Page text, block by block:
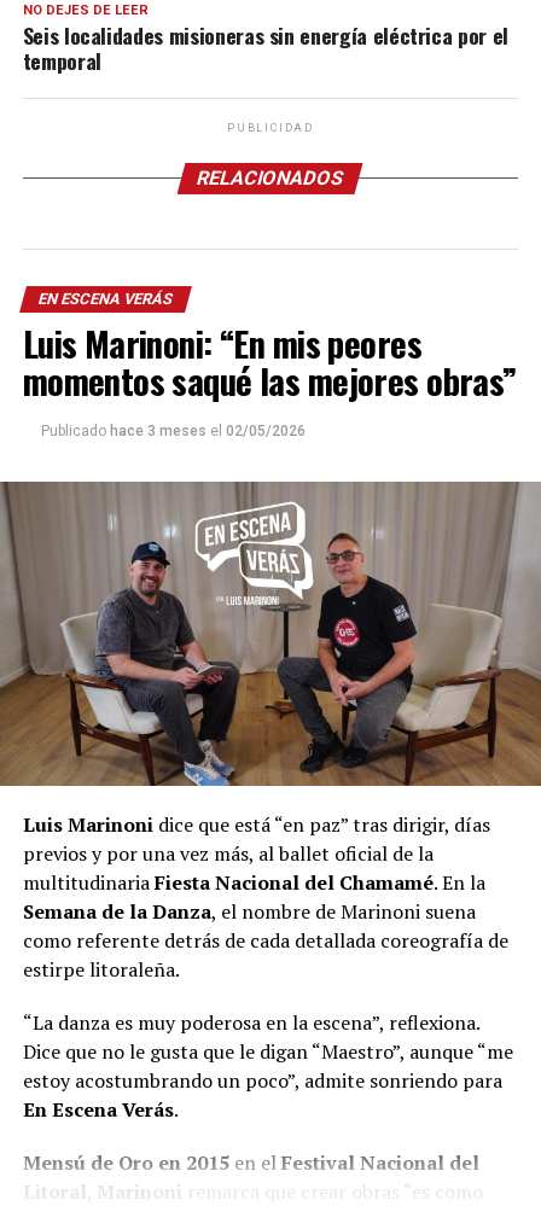
NO DEJES DE LEER
Seis localidades misioneras sin energía eléctrica por el
temporal
PUBLICIDAD
RELACIONADOS
EN ESCENA VERÁS
Luis Marinoni: “En mis peores
momentos saqué las mejores obras”
Publicado hace 3 meses el 02/05/2026
Luis Marinonidice que está “en paz” tras dirigir, días
previos y por una vez más, al ballet oficial de la
multitudinariaFiesta Nacional del Chamamé. En la
Semana de la Danza, el nombre de Marinoni suena
como referente detrás de cada detallada coreografía de
estirpe litoraleña.
“La danza es muy poderosa en la escena”, reflexiona.
Dice que no le gusta que le digan “Maestro”, aunque “me
estoy acostumbrando un poco”, admite sonriendo para
En Escena Verás.
Mensú de Oro en 2015en elFestival Nacional del
Litoral Marinoni remarca que crear obras “es como